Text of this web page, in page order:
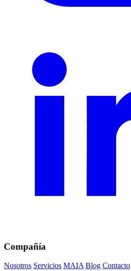
Compañía
Nosotros Servicios MAIA Blog Contacto